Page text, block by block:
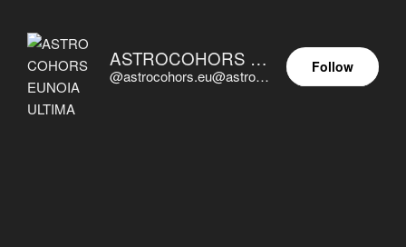
ASTROCOHORS EUNOIA ULTIMA
@astrocohors.eu@astrocohors.eu
Follow